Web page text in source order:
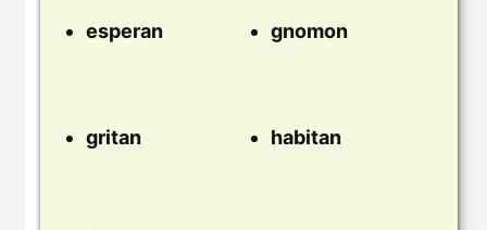
esperan gnomon
gritan habitan